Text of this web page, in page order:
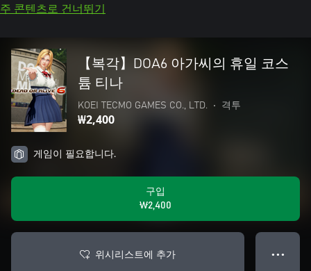
주 콘텐츠로 건너뛰기
【복각】DOA6 아가씨의 휴일 코스
튬 티나
KOEI TECMO GAMES CO., LTD. • 격투
₩2,400
게임이 필요합니다.
구입
₩2,400
위시리스트에 추가 ● ● ●